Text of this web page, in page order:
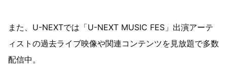
また、U-NEXTでは「U-NEXT MUSIC FES」出演アーテ
ィストの過去ライブ映像や関連コンテンツを見放題で多数
配信中。